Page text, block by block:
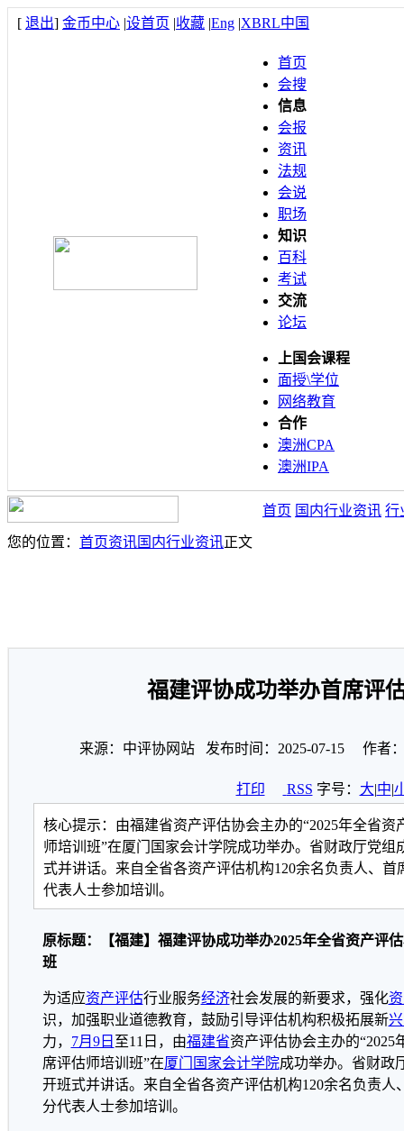
[ 退出] 金币中心 |设首页 |收藏 |Eng |XBRL中国
首页
会搜
信息
会报
资讯
法规
会说
职场
知识
百科
考试
交流
论坛
上国会课程
面授\学位
网络教育
合作
澳洲CPA
澳洲IPA
首页 国内行业资讯 行
您的位置： 首页资讯国内行业资讯正文
福建评协成功举办首席评
来源：中评协网站 发布时间：2025-07-15 作者
打印 RSS 字号： 大|中|
核心提示：由福建省资产评估协会主办的“2025年全省
师培训班”在厦门国家会计学院成功举办。省财政厅党组
式并讲话。来自全省各资产评估机构120余名负责人、
代表人士参加培训。
原标题：【福建】福建评协成功举办2025年全省资产评
班
为适应资产评估行业服务经济社会发展的新要求，强化
识，加强职业道德教育，鼓励引导评估机构积极拓展新
力， 7月9日 至11日，由福建省资产评估协会主办的
席评估师培训班”在厦门国家会计学院成功举办。省财政
开班式并讲话。来自全省各资产评估机构120余名负责人
分代表人士参加培训。